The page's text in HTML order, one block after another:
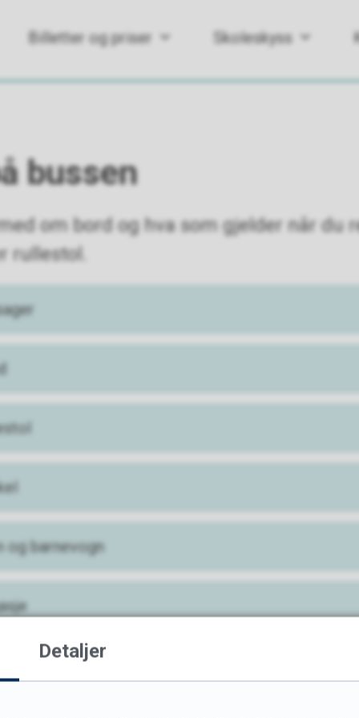
Billetter og priser Skoleskyss
bussen
om bord og hva som gjelder når du
rullestol.
og barnevogn
Detaljer